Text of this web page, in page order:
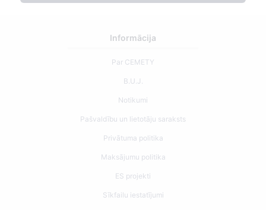
Informācija
Par CEMETY
B.U.J.
Notikumi
Pašvaldību un lietotāju saraksts
Privātuma politika
Maksājumu politika
ES projekti
Sīkfailu iestatījumi